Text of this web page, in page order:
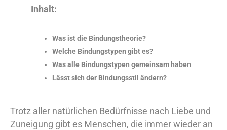
Inhalt:
Was ist die Bindungstheorie?
Welche Bindungstypen gibt es?
Was alle Bindungstypen gemeinsam haben
Lässt sich der Bindungsstil ändern?
Trotz aller natürlichen Bedürfnisse nach Liebe und
Zuneigung gibt es Menschen, die immer wieder an